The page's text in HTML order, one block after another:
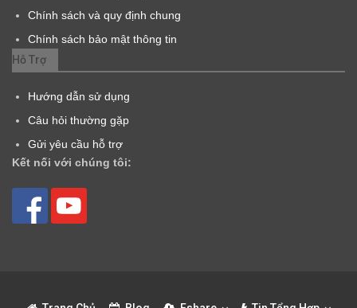
Chính sách và quy định chung
Chính sách bảo mật thông tin
Hỗ Trợ
Hướng dẫn sử dụng
Câu hỏi thường gặp
Gửi yêu cầu hỗ trợ
Kết nối với chúng tôi: